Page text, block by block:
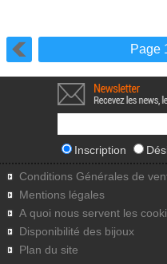
Page
Inscription
Conditions Générales de
Mentions légales
A quoi nous servent les
Disponibilité des bijoux
Plan du site